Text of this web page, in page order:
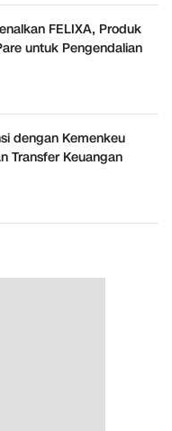
FELIXA, Produk
untuk Pengendalian
dengan Kemenkeu
Transfer Keuangan